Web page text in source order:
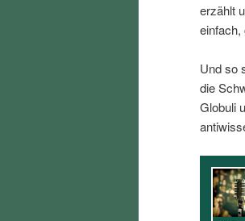
p
i
n
g
e
t
p
r
i
n
erzählt
einfach,
Und so
die
Globuli